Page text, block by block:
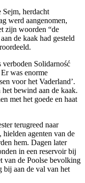
Sejm, herdacht
werd aangenomen,
zijn woorden “de
de kaak had gesteld
verboden Solidarność
was enorme
voor het Vaderland’.
bewind aan de kaak.
met het goede en haat
terugreed naar
agenten van de
hem. Dagen later
in een reservoir bij
van de Poolse bevolking
bij aan de val van het